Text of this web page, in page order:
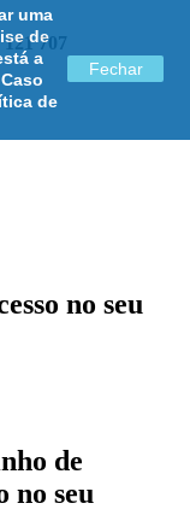
uma
de
a
de
Fechar
707
no seu
de
no seu